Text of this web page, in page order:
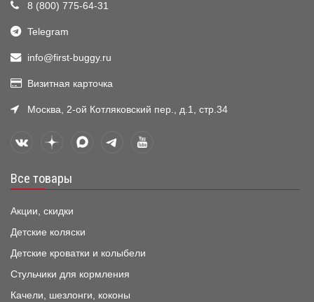
8 (800) 775-64-31
Telegram
info@first-buggy.ru
Визитная карточка
Москва, 2-ой Котляковский пер., д.1, стр.34
Все товары
Акции, скидки
Детские коляски
Детские кроватки и колыбели
Стульчики для кормления
Качели, шезлонги, коконы